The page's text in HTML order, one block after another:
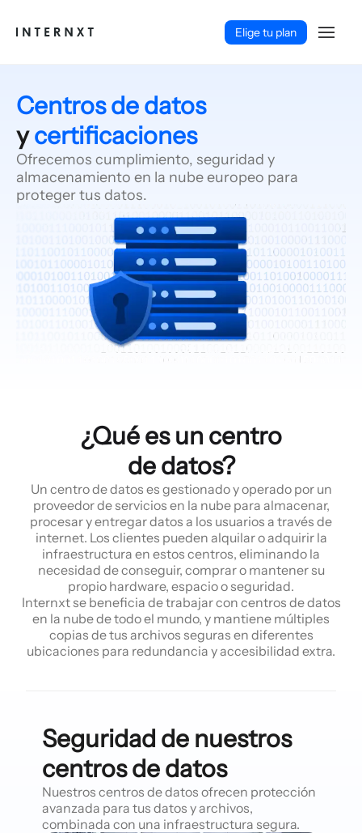
Elige tu plan
Español (ES)
Centros de datos
ycertificaciones
Ofrecemos cumplimiento, seguridad y
almacenamiento en la nube europeo para
proteger tus datos.
¿Qué es un centro
de datos?
Un centro de datos es gestionado y operado por un
proveedor de servicios en la nube para almacenar,
procesar y entregar datos a los usuarios a través de
internet. Los clientes pueden alquilar o adquirir la
infraestructura en estos centros, eliminando la
necesidad de conseguir, comprar o mantener su
propio hardware, espacio o seguridad.
Internxt se beneficia de trabajar con centros de datos
en la nube de todo el mundo, y mantiene múltiples
copias de tus archivos seguras en diferentes
ubicaciones para redundancia y accesibilidad extra.
Seguridad de nuestros
centros de datos
Nuestros centros de datos ofrecen protección
avanzada para tus datos y archivos,
combinada con una infraestructura segura.